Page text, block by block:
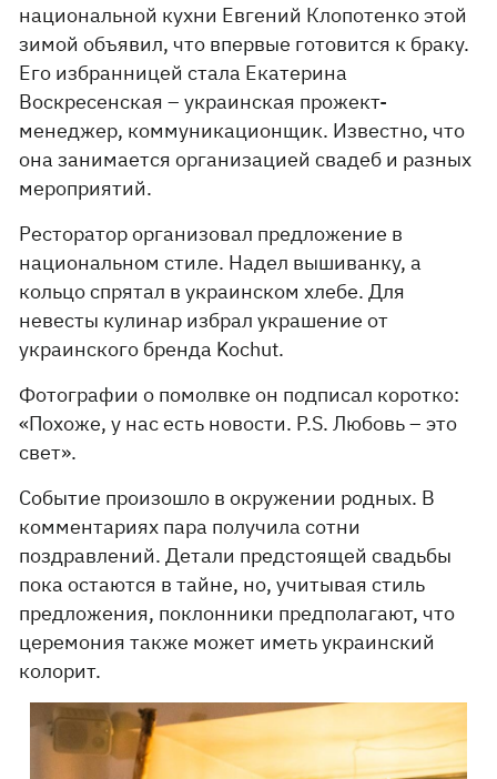
национальной кухни Евгений Клопотенко этой
зимой объявил, что впервые готовится к браку.
Его избранницей стала Екатерина
Воскресенская – украинская прожект-
менеджер, коммуникационщик. Известно, что
она занимается организацией свадеб и разных
мероприятий.
Ресторатор организовал предложение в
национальном стиле. Надел вышиванку, а
кольцо спрятал в украинском хлебе. Для
невесты кулинар избрал украшение от
украинского бренда Kochut.
Фотографии о помолвке он подписал коротко:
«Похоже, у нас есть новости. P.S. Любовь – это
свет».
Событие произошло в окружении родных. В
комментариях пара получила сотни
поздравлений. Детали предстоящей свадьбы
пока остаются в тайне, но, учитывая стиль
предложения, поклонники предполагают, что
церемония также может иметь украинский
колорит.